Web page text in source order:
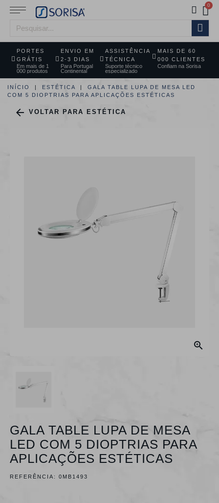
PORTES
GRÁTIS
Em mais de 1
000 produtos
ENVIO EM
2-3 DIAS
Para Portugal
Continental
ASSISTÊNCIA
TÉCNICA
Suporte técnico
especializado
MAIS DE 60
000 CLIENTES
Confiam na Sorisa
INÍCIO ESTÉTICA
GALA TABLE LUPA DE MESA LED
COM 5 DIOPTRIAS PARA APLICAÇÕES ESTÉTICAS
 VOLTAR PARA ESTÉTICA

GALA TABLE LUPA DE MESA
LED COM 5 DIOPTRIAS PARA
APLICAÇÕES ESTÉTICAS
REFERÊNCIA: 0MB1493